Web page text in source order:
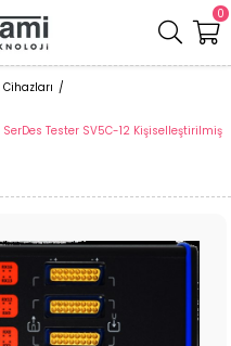
0
Cihazları
Tester SV5C-12 Kişiselleştirilmiş